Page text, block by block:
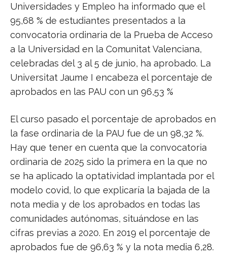
Universidades y Empleo ha informado que el
95,68 % de estudiantes presentados a la
convocatoria ordinaria de la Prueba de Acceso
a la Universidad en la Comunitat Valenciana,
celebradas del 3 al 5 de junio, ha aprobado. La
Universitat Jaume I encabeza el porcentaje de
aprobados en las PAU con un 96,53 %
El curso pasado el porcentaje de aprobados en
la fase ordinaria de la PAU fue de un 98,32 %.
Hay que tener en cuenta que la convocatoria
ordinaria de 2025 sido la primera en la que no
se ha aplicado la optatividad implantada por el
modelo covid, lo que explicaría la bajada de la
nota media y de los aprobados en todas las
comunidades autónomas, situándose en las
cifras previas a 2020. En 2019 el porcentaje de
aprobados fue de 96,63 % y la nota media 6,28.